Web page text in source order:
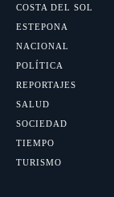
COSTA DEL SOL
ESTEPONA
NACIONAL
POLÍTICA
REPORTAJES
SALUD
SOCIEDAD
TIEMPO
TURISMO